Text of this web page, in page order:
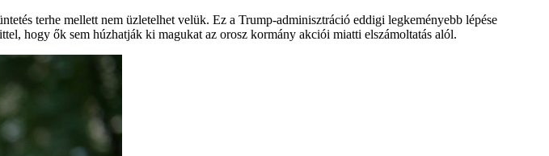
terhe mellett nem üzletelhet velük. Ez a Trump-adminisztráció eddigi legkeményebb lépése
hogy ők sem húzhatják ki magukat az orosz kormány akciói miatti elszámoltatás alól.